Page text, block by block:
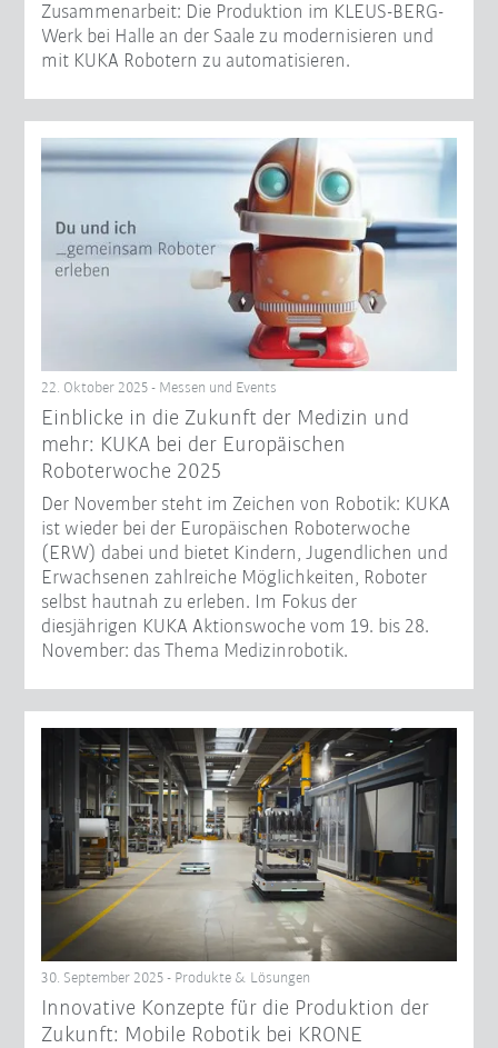
Zusammenarbeit: Die Produktion im KLEUS-BERG-
Werk bei Halle an der Saale zu modernisieren und
mit KUKA Robotern zu automatisieren.
22. Oktober 2025 - Messen und Events
Einblicke in die Zukunft der Medizin und
mehr: KUKA bei der Europäischen
Roboterwoche 2025
Der November steht im Zeichen von Robotik: KUKA
ist wieder bei der Europäischen Roboterwoche
(ERW) dabei und bietet Kindern, Jugendlichen und
Erwachsenen zahlreiche Möglichkeiten, Roboter
selbst hautnah zu erleben. Im Fokus der
diesjährigen KUKA Aktionswoche vom 19. bis 28.
November: das Thema Medizinrobotik.
30. September 2025 - Produkte & Lösungen
Innovative Konzepte für die Produktion der
Zukunft: Mobile Robotik bei KRONE